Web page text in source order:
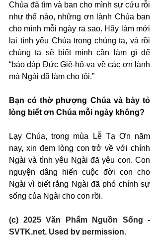
Chúa đã tìm và ban cho mình sự cứu rỗi
như thế nào, những ơn lành Chúa ban
cho mình mỗi ngày ra sao. Hãy làm mới
lại tình yêu Chúa trong chúng ta, và rồi
chúng ta sẽ biết mình cần làm gì để
“báo đáp Đức Giê-hô-va về các ơn lành
mà Ngài đã làm cho tôi.”
Bạn có thờ phượng Chúa và bày tỏ
lòng biết ơn Chúa mỗi ngày không?
Lạy Chúa, trong mùa Lễ Tạ Ơn năm
nay, xin đem lòng con trở về với chính
Ngài và tình yêu Ngài đã yêu con. Con
nguyện dâng hiến cuộc đời con cho
Ngài vì biết rằng Ngài đã phó chính sự
sống của Ngài cho con rồi.
(c) 2025 Văn Phẩm Nguồn Sống -
SVTK.net. Used by permission.